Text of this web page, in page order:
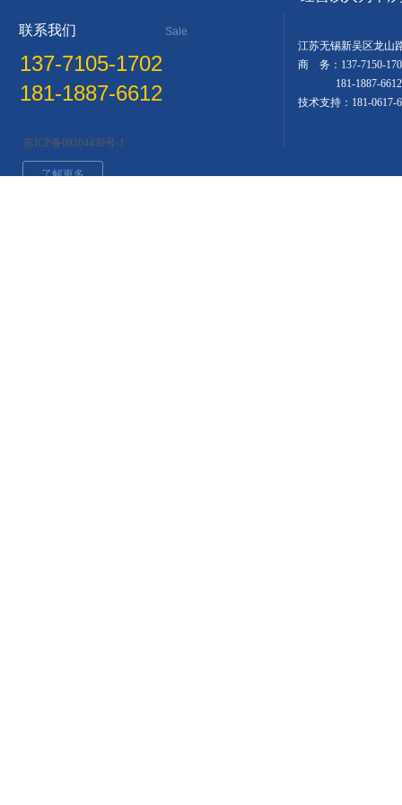
联系我们
江苏无锡新吴区龙山
商 务：137-7150-
181-1887-6612
技术支持：181-0617-
137-7105-1702
181-1887-6612
Sale
了解更多
苏ICP备08104439号-1